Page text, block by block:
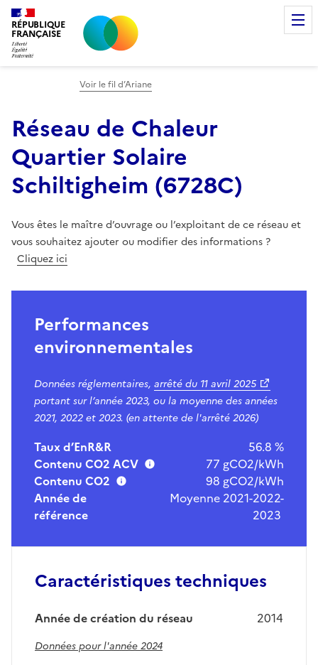
RÉPUBLIQUE
FRANÇAISE
Voir le fil d’Ariane
Réseau de Chaleur
Quartier Solaire
Schiltigheim (6728C)
Vous êtes le maître d’ouvrage ou l’exploitant de ce réseau et
vous souhaitez ajouter ou modifier des informations ?
Cliquez ici
Performances
environnementales
Données réglementaires, arrêté du 11 avril 2025
portant sur l’année 2023, ou la moyenne des années
2021, 2022 et 2023. (en attente de l'arrêté 2026)
Taux d’EnR&R
56.8 %
Contenu CO2 ACV
77 gCO2/kWh
Contenu CO2
98 gCO2/kWh
Année de
référence
Moyenne 2021-2022-
2023
Caractéristiques techniques
Année de création du réseau 2014
Données pour l'année 2024